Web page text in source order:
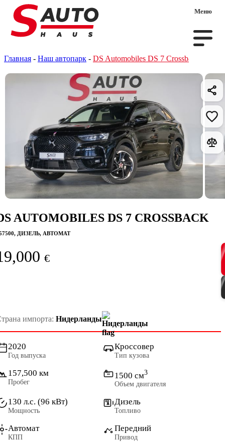
Меню
Главная - Наш автопарк - DS Automobiles DS 7 Crossback
AUTOMOBILES DS 7 CROSSBACK
ДИЗЕЛЬ, АВТОМАТ
€
импорта: Нидерланды
2020
Год выпуска
Кроссовер
Тип кузова
157,500 км
Пробег
1500 см3
Объем двигателя
130 л.с. (96 кВт)
Мощность
Дизель
Топливо
Автомат
КПП
Передний
Привод